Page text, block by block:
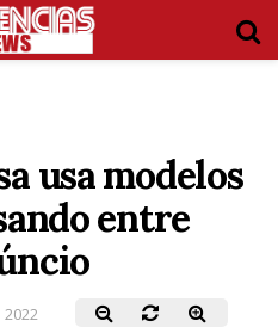
usa modelos
entre